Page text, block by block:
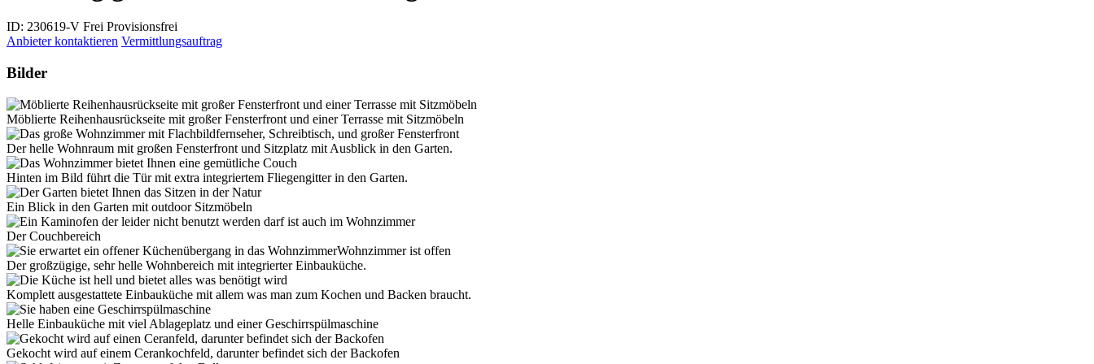
ID: 230619-V Frei Provisionsfrei
Anbieter kontaktieren Vermittlungsauftrag
Bilder
Möblierte Reihenhausrückseite mit großer Fensterfront und einer Terrasse mit Sitzmöbeln
Der helle Wohnraum mit großen Fensterfront und Sitzplatz mit Ausblick in den Garten.
Hinten im Bild führt die Tür mit extra integriertem Fliegengitter in den Garten.
Ein Blick in den Garten mit outdoor Sitzmöbeln
Der Couchbereich
Der großzügige, sehr helle Wohnbereich mit integrierter Einbauküche.
Komplett ausgestattete Einbauküche mit allem was man zum Kochen und Backen braucht.
Helle Einbauküche mit viel Ablageplatz und einer Geschirrspülmaschine
Gekocht wird auf einem Cerankochfeld, darunter befindet sich der Backofen